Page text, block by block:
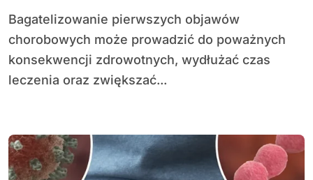
Bagatelizowanie pierwszych objawów
chorobowych może prowadzić do poważnych
konsekwencji zdrowotnych, wydłużać czas
leczenia oraz zwiększać...